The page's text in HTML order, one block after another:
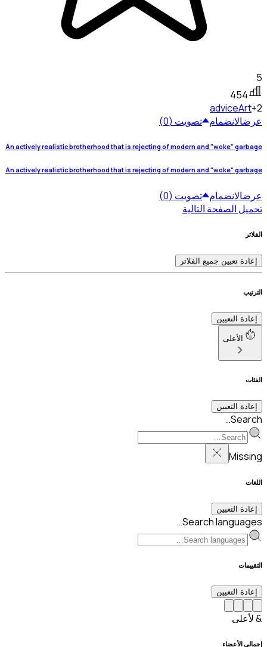
5
454
adviceArt+2
عرضالانضمام تصويت (0)
An actively realistic brotherhood that is rejecting of modern and "woke" garbage
An actively realistic brotherhood that is rejecting of modern and "woke" garbage
عرضالانضمام تصويت (0)
تحميل الصفحة التالية
الفلاتر
إعادة تعيين جميع الفلاتر
الترتيب
إعادة التعيين
الأعلى
الفئات
إعادة التعيين
Search…
Missing
اللغات
إعادة التعيين
Search languages…
التقييمات
إعادة التعيين
& لأعلى
إجمالي الأعضاء